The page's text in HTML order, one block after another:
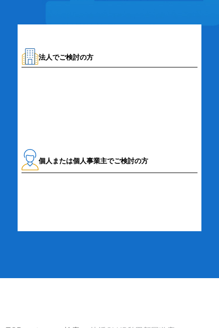
法人でご検討の方
個人または個人事業主でご検討の方